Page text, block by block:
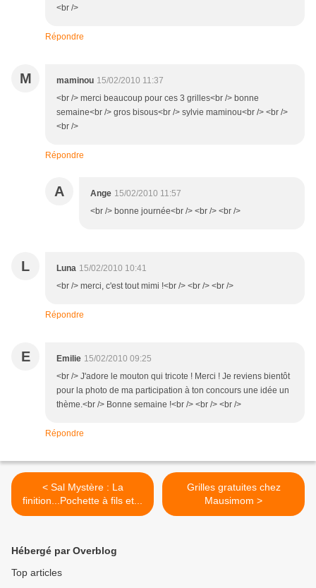
<br />
Répondre
M maminou 15/02/2010 11:37
<br /> merci beaucoup pour ces 3 grilles<br /> bonne
semaine<br /> gros bisous<br /> sylvie maminou<br /> <br />
<br />
Répondre
A Ange 15/02/2010 11:57
<br /> bonne journée<br /> <br /> <br />
L Luna 15/02/2010 10:41
<br /> merci, c'est tout mimi !<br /> <br /> <br />
Répondre
E Emilie 15/02/2010 09:25
<br /> J'adore le mouton qui tricote ! Merci ! Je reviens bientôt
pour la photo de ma participation à ton concours une idée un
thème.<br /> Bonne semaine !<br /> <br /> <br />
Répondre
< Sal Mystère : La
finition...Pochette à fils et...
Grilles gratuites chez
Mausimom >
Hébergé par Overblog
Top articles